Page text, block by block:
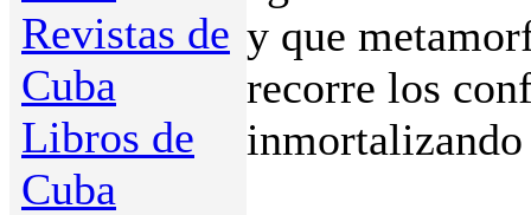
Revistas de
Cuba
Libros de
Cuba
y que
recorre los